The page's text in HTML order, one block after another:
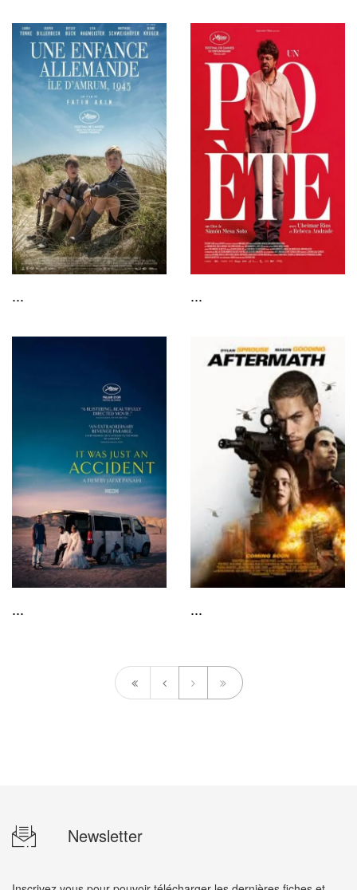
... ...
... ...
Newsletter